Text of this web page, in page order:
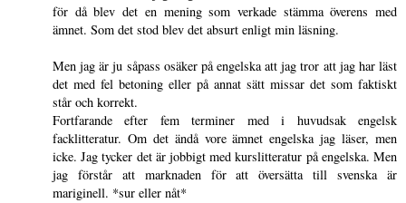
för då blev det en mening som verkade stämma överens med
ämnet. Som det stod blev det absurt enligt min läsning.
Men jag är ju såpass osäker på engelska att jag tror att jag har läst
det med fel betoning eller på annat sätt missar det som faktiskt
står och korrekt.
Fortfarande efter fem terminer med i huvudsak engelsk
facklitteratur. Om det ändå vore ämnet engelska jag läser, men
icke. Jag tycker det är jobbigt med kurslitteratur på engelska. Men
jag förstår att marknaden för att översätta till svenska är
mariginell. *sur eller nåt*